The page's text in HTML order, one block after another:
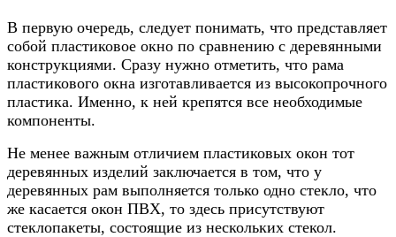
В первую очередь, следует понимать, что представляет
собой пластиковое окно по сравнению с деревянными
конструкциями. Сразу нужно отметить, что рама
пластикового окна изготавливается из высокопрочного
пластика. Именно, к ней крепятся все необходимые
компоненты.
Не менее важным отличием пластиковых окон тот
деревянных изделий заключается в том, что у
деревянных рам выполняется только одно стекло, что
же касается окон ПВХ, то здесь присутствуют
стеклопакеты, состоящие из нескольких стекол.